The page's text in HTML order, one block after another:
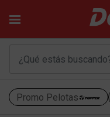
Promo Pelotas